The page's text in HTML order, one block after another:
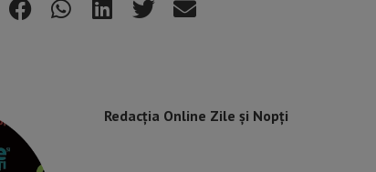
Redacția Online Zile și Nopți